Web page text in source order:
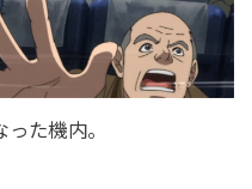
た機内。